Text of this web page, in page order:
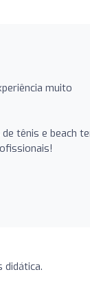
muito
tênis e beach